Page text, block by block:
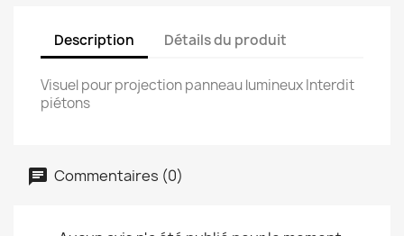
Description Détails du produit
Visuel pour projection panneau lumineux Interdit
piétons
Commentaires (0)